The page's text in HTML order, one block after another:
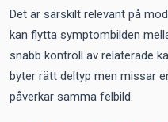
Det är särskilt relevant på
kan flytta symptombilden
snabb kontroll av relaterade
byter rätt deltyp men missar
påverkar samma felbild.